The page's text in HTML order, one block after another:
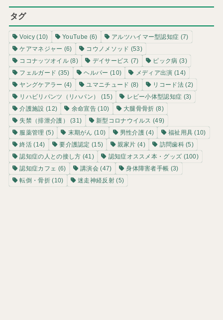
タグ
Voicy(10) YouTube (6) アルツハイマー型認知症 (7)
ケアマネジャー (6) コウノメソッド (53)
ココナッツオイル(8) デイサービス (7) ピック病 (3)
フェルガード (35) ヘルパー (10) メディア出演 (14)
ヤングケアラー (4) ユマニチュード (8) リコード法(2)
リハビリパンツ（リハパン）
(15) レビー小体型認知症 (3)
介護施設 (12) 余命宣告 (10) 大腿骨骨折 (8)
失禁（排泄介護）
(31) 新型コロナウイルス (49)
服薬管理 (5) 末期がん (10) 男性介護 (4) 福祉用具 (10)
終活 (14) 要介護認定 (15) 親家片 (4) 訪問歯科(5)
認知症の人との接し方 (41) 認知症オススメ本・グッズ (100)
認知症カフェ (6) 講演会 (47) 身体障害者手帳 (3)
転倒・骨折(10) 迷走神経反射(5)